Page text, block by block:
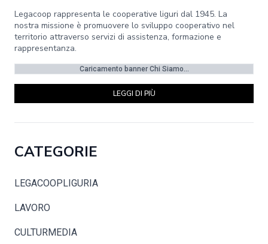
Legacoop rappresenta le cooperative liguri dal 1945. La
nostra missione è promuovere lo sviluppo cooperativo nel
territorio attraverso servizi di assistenza, formazione e
rappresentanza.
Caricamento banner Chi Siamo...
LEGGI DI PIÙ
CATEGORIE
LEGACOOPLIGURIA
LAVORO
CULTURMEDIA